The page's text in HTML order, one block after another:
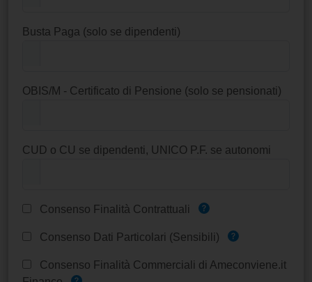
Busta Paga (solo se dipendenti)
OBIS/M - Certificato di Pensione (solo se pensionati)
CUD o CU se dipendenti, UNICO P.F. se autonomi
Consenso Finalità Contrattuali
Consenso Dati Particolari (Sensibili)
Consenso Finalità Commerciali di Ameconviene.it